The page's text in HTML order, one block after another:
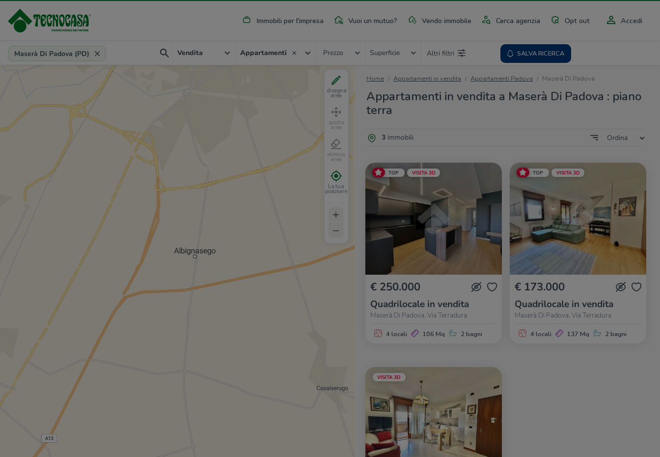
Immobili per l'impresa Vuoi un mutuo? Vendo immobile Cerca agenzia Opt out Accedi
Provincia, comune, zona, riferimento
Maserà Di Padova (PD) Vendita Appartamenti Prezzo Superficie Altri filtri SALVA RICERCA
Home Appartamenti in vendita Appartamenti Padova Maserà Di Padova
Appartamenti in vendita a Maserà Di Padova : piano
terra
3immobili Ordina
TOP VISITA 3D
€ 250.000
Quadrilocale in vendita
Maserà Di Padova, Via Terradura
4 locali 106 Mq 2 bagni
TOP VISITA 3D
€ 173.000
Quadrilocale in vendita
Maserà Di Padova, Via Terradura
4 locali 137 Mq 2 bagni
VISITA 3D
disegna
area
sposta
area
elimina
area
La tua
posizione
+
–